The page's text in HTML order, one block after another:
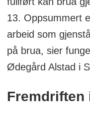
13. Oppsummert
arbeid som
på brua, sier
Ødegård Alstad i